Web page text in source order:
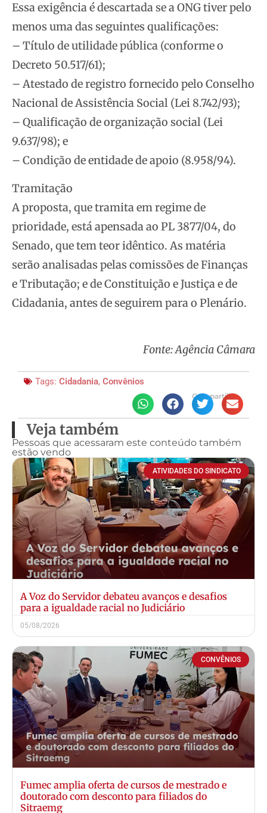
Essa exigência é descartada se a ONG tiver pelo
menos uma das seguintes qualificações:
– Título de utilidade pública (conforme o
Decreto 50.517/61);
– Atestado de registro fornecido pelo Conselho
Nacional de Assistência Social (Lei 8.742/93);
– Qualificação de organização social (Lei
9.637/98); e
– Condição de entidade de apoio (8.958/94).
Tramitação
A proposta, que tramita em regime de
prioridade, está apensada ao PL 3877/04, do
Senado, que tem teor idêntico. As matéria
serão analisadas pelas comissões de Finanças
e Tributação; e de Constituição e Justiça e de
Cidadania, antes de seguirem para o Plenário.
Fonte: Agência Câmara
Tags: Cidadania, Convênios
Compartilhe
Veja também
Pessoas que acessaram este conteúdo também
estão vendo
ATIVIDADES DO SINDICATO
A Voz do Servidor debateu avanços e desafios
para a igualdade racial no Judiciário
05/08/2026
CONVÊNIOS
Fumec amplia oferta de cursos de mestrado e
doutorado com desconto para filiados do
Sitraemg